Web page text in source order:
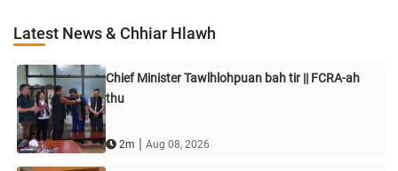
Latest News & Chhiar Hlawh
Chief Minister Tawlhlohpuan bah tir || FCRA-ah
thu
2m | Aug 08, 2026